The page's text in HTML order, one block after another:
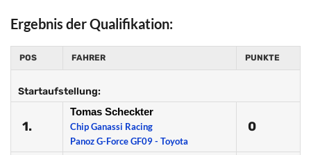
Ergebnis der Qualifikation:
POS FAHRER PUNKTE
Startaufstellung:
1.
Tomas Scheckter
Chip Ganassi Racing
Panoz G-Force GF09 - Toyota
0